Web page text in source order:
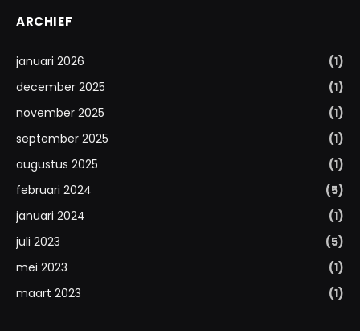
ARCHIEF
januari 2026
(1)
december 2025
(1)
november 2025
(1)
september 2025
(1)
augustus 2025
(1)
februari 2024
(5)
januari 2024
(1)
juli 2023
(5)
mei 2023
(1)
maart 2023
(1)